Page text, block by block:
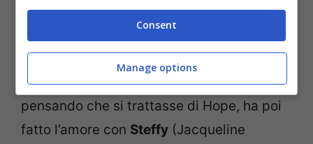
terribile equivoco:Liam(Scott Clifton) ha
visto Thomas baciare il manichino e,
pensando che si trattasse di Hope, ha poi
fatto l’amore con Steffy (Jacqueline
Consent
Manage options